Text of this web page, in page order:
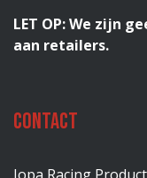
LET OP: We zijn
aan retailers.
Contact